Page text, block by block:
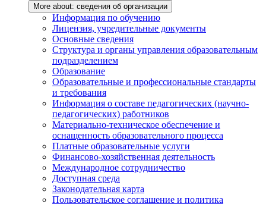
More about: сведения об организации
Информация по обучению
Лицензия, учредительные документы
Основные сведения
Структура и органы управления образовательным
подразделением
Образование
Образовательные и профессиональные стандарты
и требования
Информация о составе педагогических (научно-
педагогических) работников
Материально-техническое обеспечение и
оснащенность образовательного процесса
Платные образовательные услуги
Финансово-хозяйственная деятельность
Международное сотрудничество
Доступная среда
Законодательная карта
Пользовательское соглашение и политика